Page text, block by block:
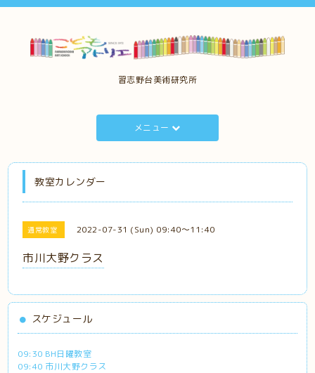
習志野台美術研究所
メニュー
教室カレンダー
通常教室 2022-07-31 (Sun) 09:40～11:40
市川大野クラス
スケジュール
09:30 BH日曜教室
09:40 市川大野クラス